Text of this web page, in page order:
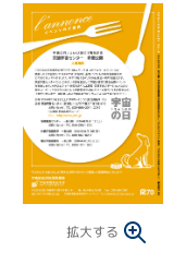
拡大する